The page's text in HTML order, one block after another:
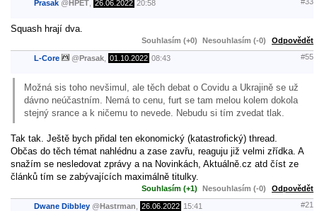
Prasak @HPET 26.06.2022 20:58
Squash hrají dva.
Souhlasím (+0) Nesouhlasím (-0) Odpovědět
L-Core @Prasak 01.10.2022 08:43 #55
Možná sis toho nevšimul, ale těch debat o Covidu a Ukrajině se už
dávno neúčastním. Nemá to cenu, furt se tam melou kolem dokola
stejný srance a k ničemu to nevede. Nebudu si tím zvedat tlak.
Tak tak. Ještě bych přidal ten ekonomický (katastrofický) thread.
Občas do těch témat nahlédnu a zase zavřu, reaguju již velmi zřídka. A
snažím se nesledovat zprávy a na Novinkách, Aktuálně.cz atd číst ze
článků tím se zabývajících maximálně titulky.
Souhlasím (+1) Nesouhlasím (-0) Odpovědět
Dwane Dibbley @Hastrman 26.06.2022 15:41 #21